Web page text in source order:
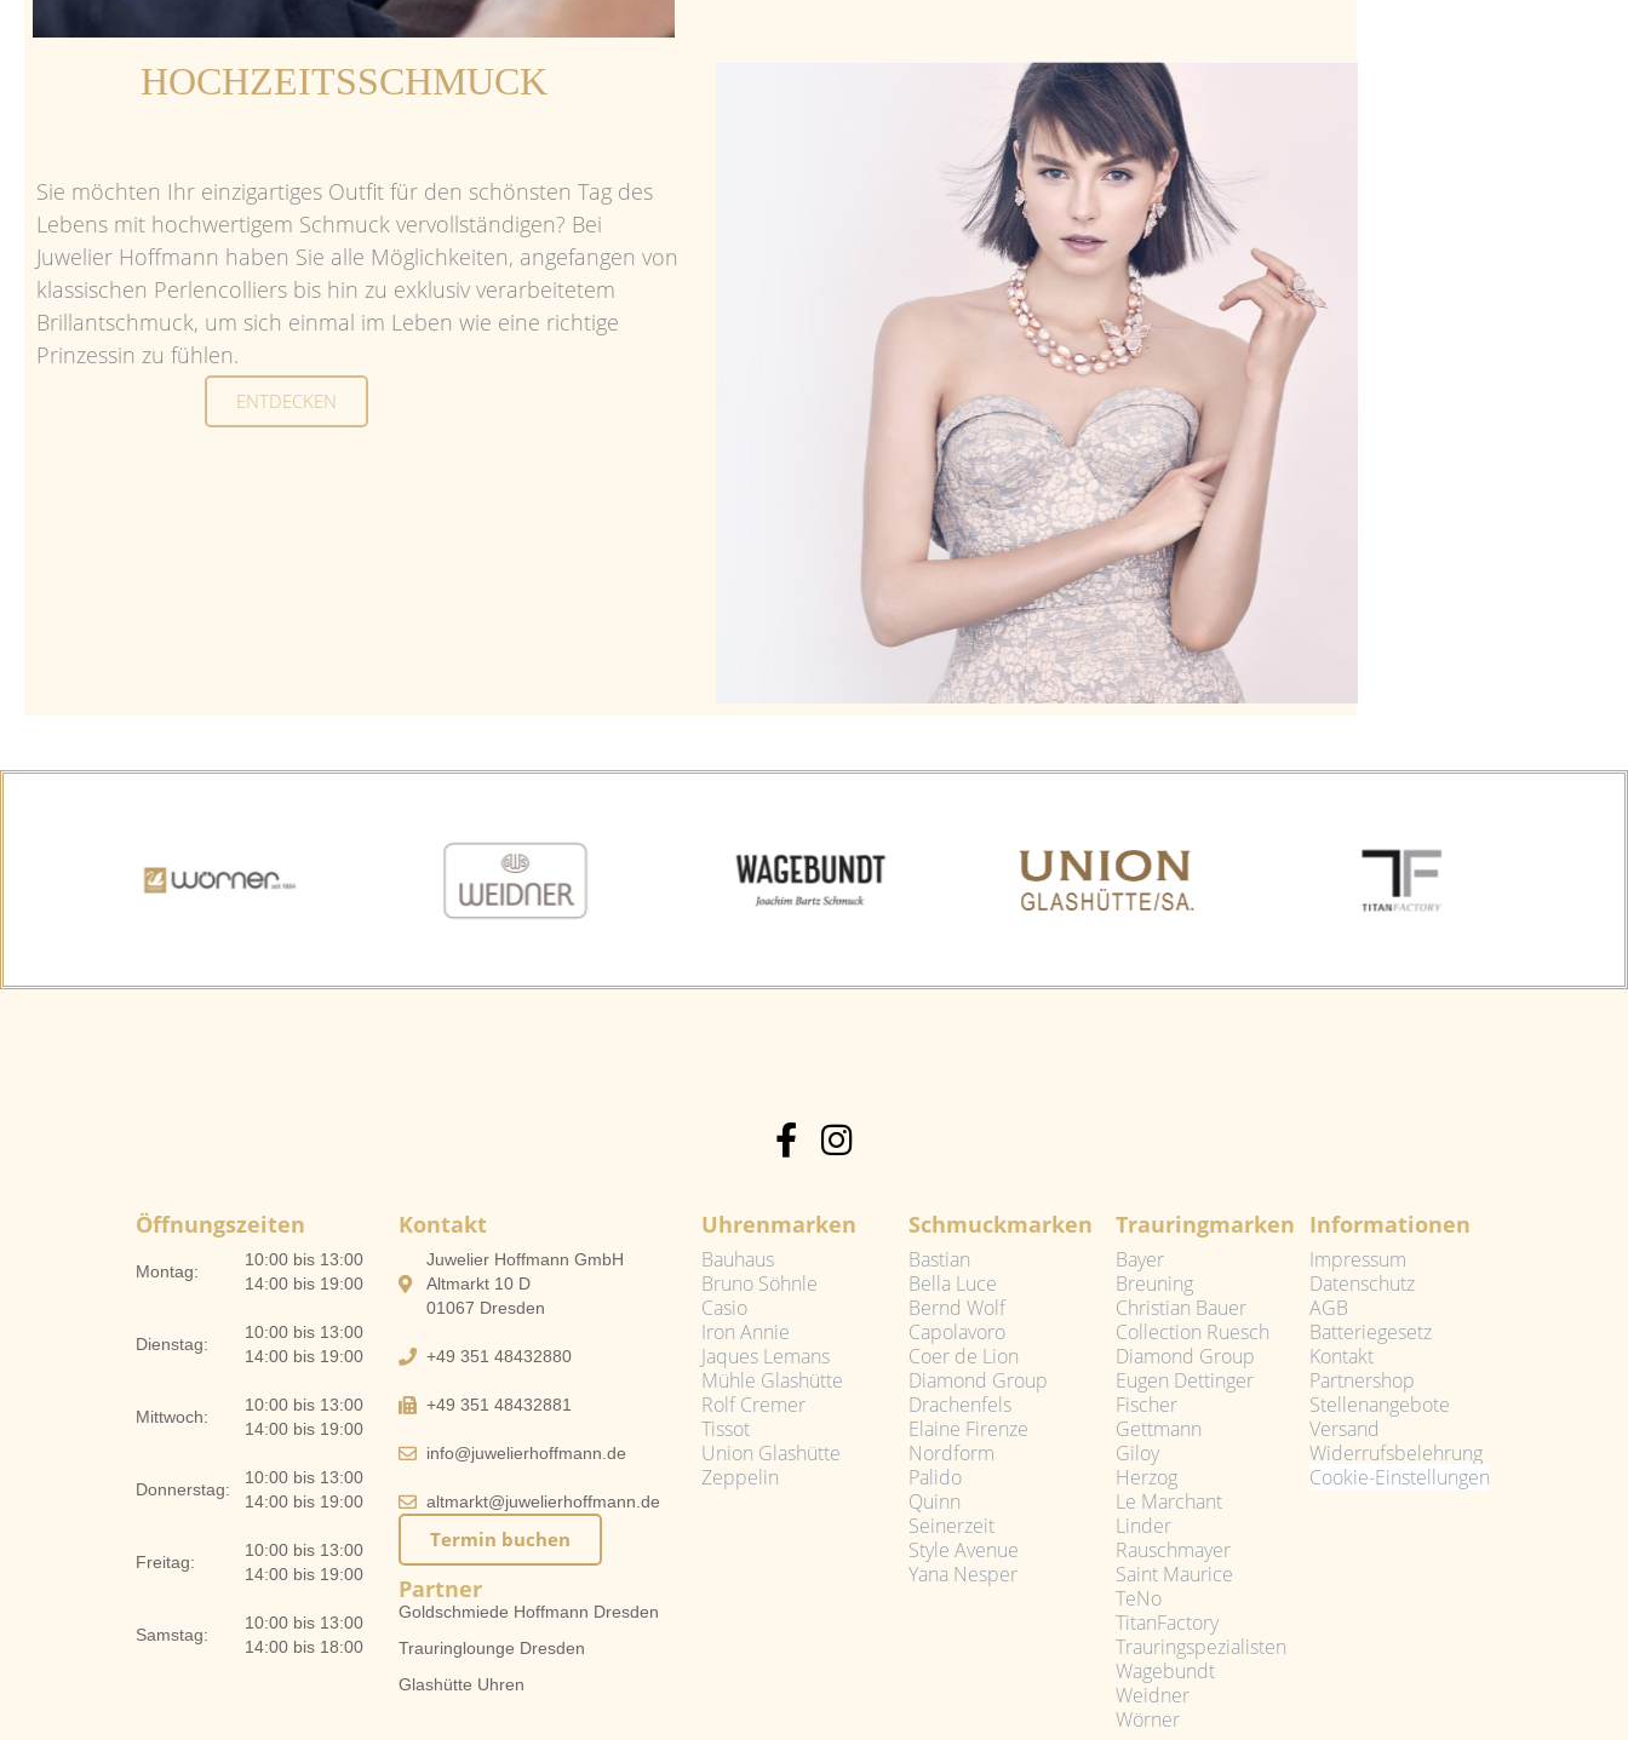
HOCHZEITSSCHMUCK
Lebens mit hochwertigem Schmuck vervollständigen? Bei
Juwelier Hoffmann haben Sie alle Möglichkeiten, angefangen von
klassischen Perlencolliers bis hin zu exklusiv verarbeitetem
Brillantschmuck, um sich einmal im Leben wie eine richtige
Prinzessin zu fühlen.
Öffnungszeiten
Montag:
10:00 bis 13:00
14:00 bis 19:00
Dienstag:
10:00 bis 13:00
14:00 bis 19:00
Mittwoch:
10:00 bis 13:00
14:00 bis 19:00
Donnerstag:
10:00 bis 13:00
14:00 bis 19:00
Freitag:
10:00 bis 13:00
14:00 bis 19:00
Samstag:
10:00 bis 13:00
14:00 bis 18:00
Kontakt
Juwelier Hoffmann GmbH
Altmarkt 10 D
01067 Dresden
+49 351 48432880
+49 351 48432881
info@juwelierhoffmann.de
altmarkt@juwelierhoffmann.de
Termin buchen
Partner
Goldschmiede Hoffmann Dresden
Trauringlounge Dresden
Glashütte Uhren
Uhrenmarken
Bauhaus
Bruno Söhnle
Casio
Iron Annie
Jaques Lemans
Mühle Glashütte
Rolf Cremer
Tissot
Union Glashütte
Zeppelin
Schmuckmarken
Bastian
Bella Luce
Bernd Wolf
Capolavoro
Coer de Lion
Diamond Group
Drachenfels
Elaine Firenze
Nordform
Palido
Quinn
Seinerzeit
Style Avenue
Yana Nesper
Trauringmarken
Bayer
Breuning
Christian Bauer
Collection Ruesch
Diamond Group
Eugen Dettinger
Fischer
Gettmann
Giloy
Herzog
Le Marchant
Linder
Rauschmayer
Saint Maurice
TeNo
TitanFactory
Trauringspezialisten
Wagebundt
Weidner
Wörner
Informationen
Impressum
Datenschutz
AGB
Batteriegesetz
Kontakt
Partnershop
Stellenangebote
Versand
Widerrufsbelehrung
Cookie-Einstellungen